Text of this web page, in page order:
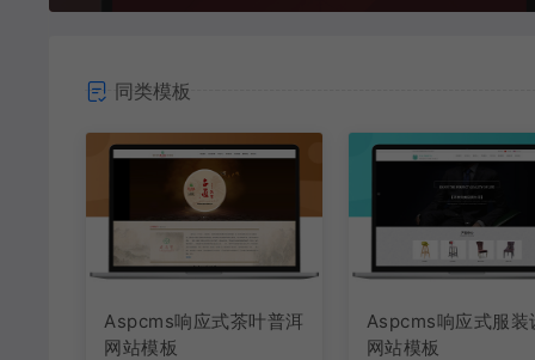
同类模板
Aspcms响应式茶叶普洱
网站模板
Aspcms响应式服装
网站模板